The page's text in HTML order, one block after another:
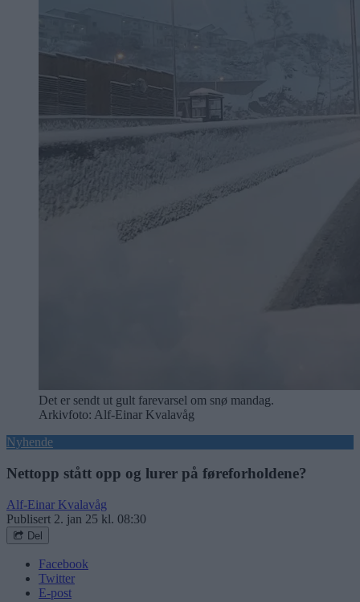
Det er sendt ut gult farevarsel om snø mandag.
Arkivfoto: Alf-Einar Kvalavåg
Nyhende
Nettopp stått opp og lurer på føreforholdene?
Alf-Einar Kvalavåg
Publisert 2. jan 25 kl. 08:30
Del
Facebook
Twitter
E-post